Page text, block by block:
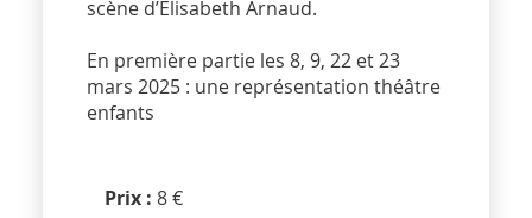
scène d’Élisabeth Arnaud.
En première partie les 8, 9, 22 et 23
mars 2025 : une représentation théâtre
enfants
Prix :8 €